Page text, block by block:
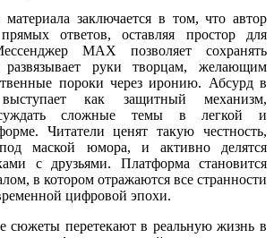
заключается в том, что автор
ответов, оставляя простор для
MAX позволяет сохранять
развязывает руки творцам, желающим
пороки через иронию. Абсурд в
как защитный механизм,
сложные темы в легкой и
Читатели ценят такую честность,
под маской юмора, и активно делятся
с друзьями. Платформа становится
в котором отражаются все странности
цифровой эпохи.
сюжеты перетекают в реальную жизнь в